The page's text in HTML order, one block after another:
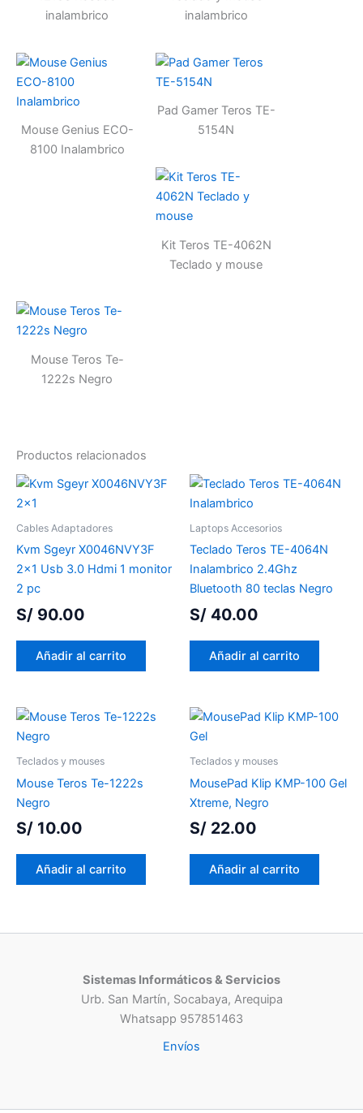
inalambrico
inalambrico
Mouse Genius ECO-
8100 Inalambrico
Pad Gamer Teros TE-
5154N
Kit Teros TE-4062N
Teclado y mouse
Mouse Teros Te-
1222s Negro
Productos relacionados
Cables Adaptadores
Kvm Sgeyr X0046NVY3F
2×1 Usb 3.0 Hdmi 1 monitor
2 pc
S/ 90.00
Añadir al carrito
Laptops Accesorios
Teclado Teros TE-4064N
Inalambrico 2.4Ghz
Bluetooth 80 teclas Negro
S/ 40.00
Añadir al carrito
Teclados y mouses
Mouse Teros Te-1222s
Negro
S/ 10.00
Añadir al carrito
Teclados y mouses
MousePad Klip KMP-100 Gel
Xtreme, Negro
S/ 22.00
Añadir al carrito
Sistemas Informáticos & Servicios
Urb. San Martín, Socabaya, Arequipa
Whatsapp 957851463
Envíos